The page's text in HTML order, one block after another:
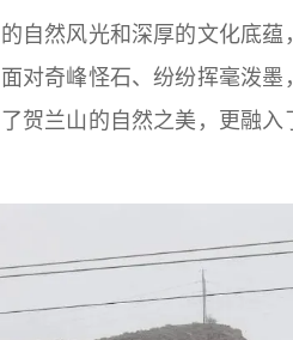
然风光和深厚的文化底蕴
对奇峰怪石、纷纷挥毫泼
贺兰山的自然之美，更融